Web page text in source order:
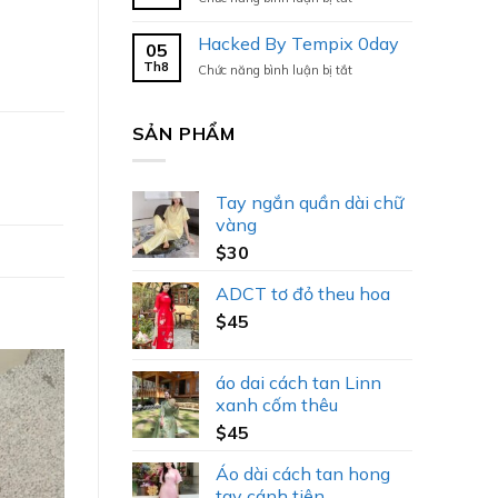
Tempix
0day
05
Th8
Hacked By Tempix 0day
Chức năng bình luận bị tắtở
SẢN PHẨM
Tay ngắn quần dài chữ
vàng
$30
ADCT tơ đỏ theu hoa
$45
áo dai cách tan Linn
xanh cốm thêu
$45
Áo dài cách tan hong